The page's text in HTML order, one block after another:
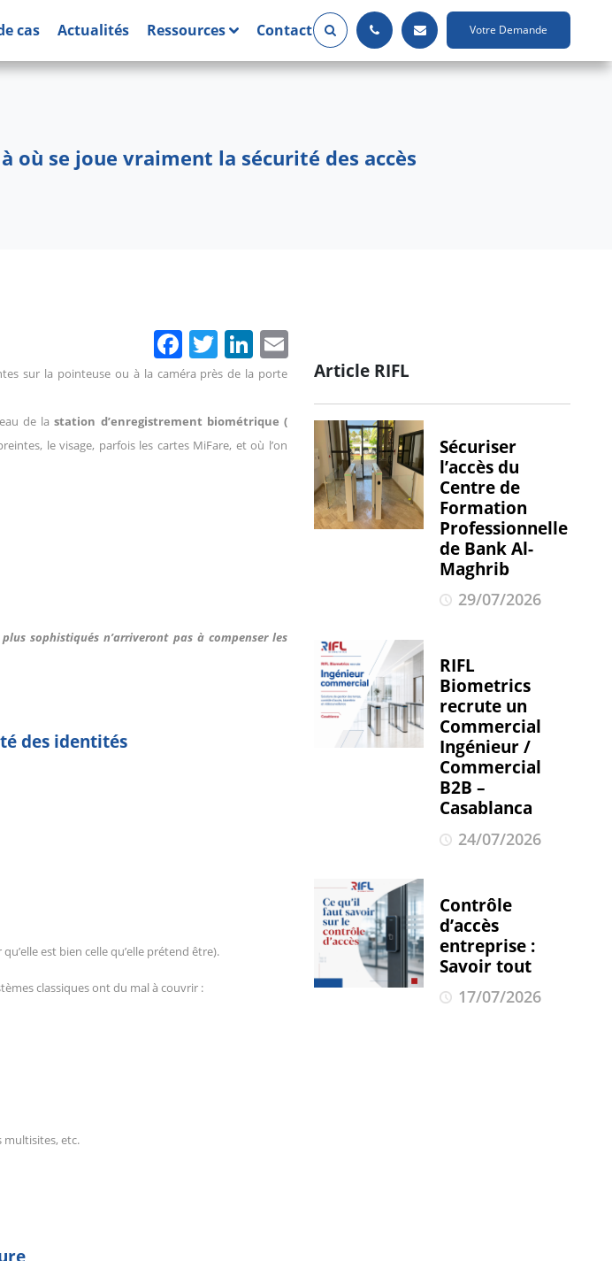
cas Actualités Ressources Contact Votre Demande
où se joue vraiment la sécurité des accès
Facebook
TwitterLinkedIn
sur la pointeuse ou à la caméra près de la porte
de lastation d’enregistrement biométrique (
le visage, parfois les cartes MiFare, et où l’on
sophistiqués n’arriveront pas à compenser les
des identités
est bien celle qu’elle prétend être).
classiques ont du mal à couvrir :
multisites, etc.
Article RIFL
Sécuriser
l’accès du
Centre de
Formation
Professionnelle
de Bank Al-
Maghrib
29/07/2026
RIFL
Biometrics
recrute un
Commercial
Ingénieur /
Commercial
B2B –
Casablanca
24/07/2026
Contrôle
d’accès
entreprise :
Savoir tout
17/07/2026